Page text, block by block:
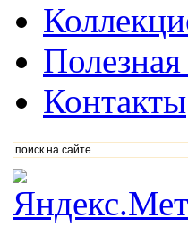
Контакты